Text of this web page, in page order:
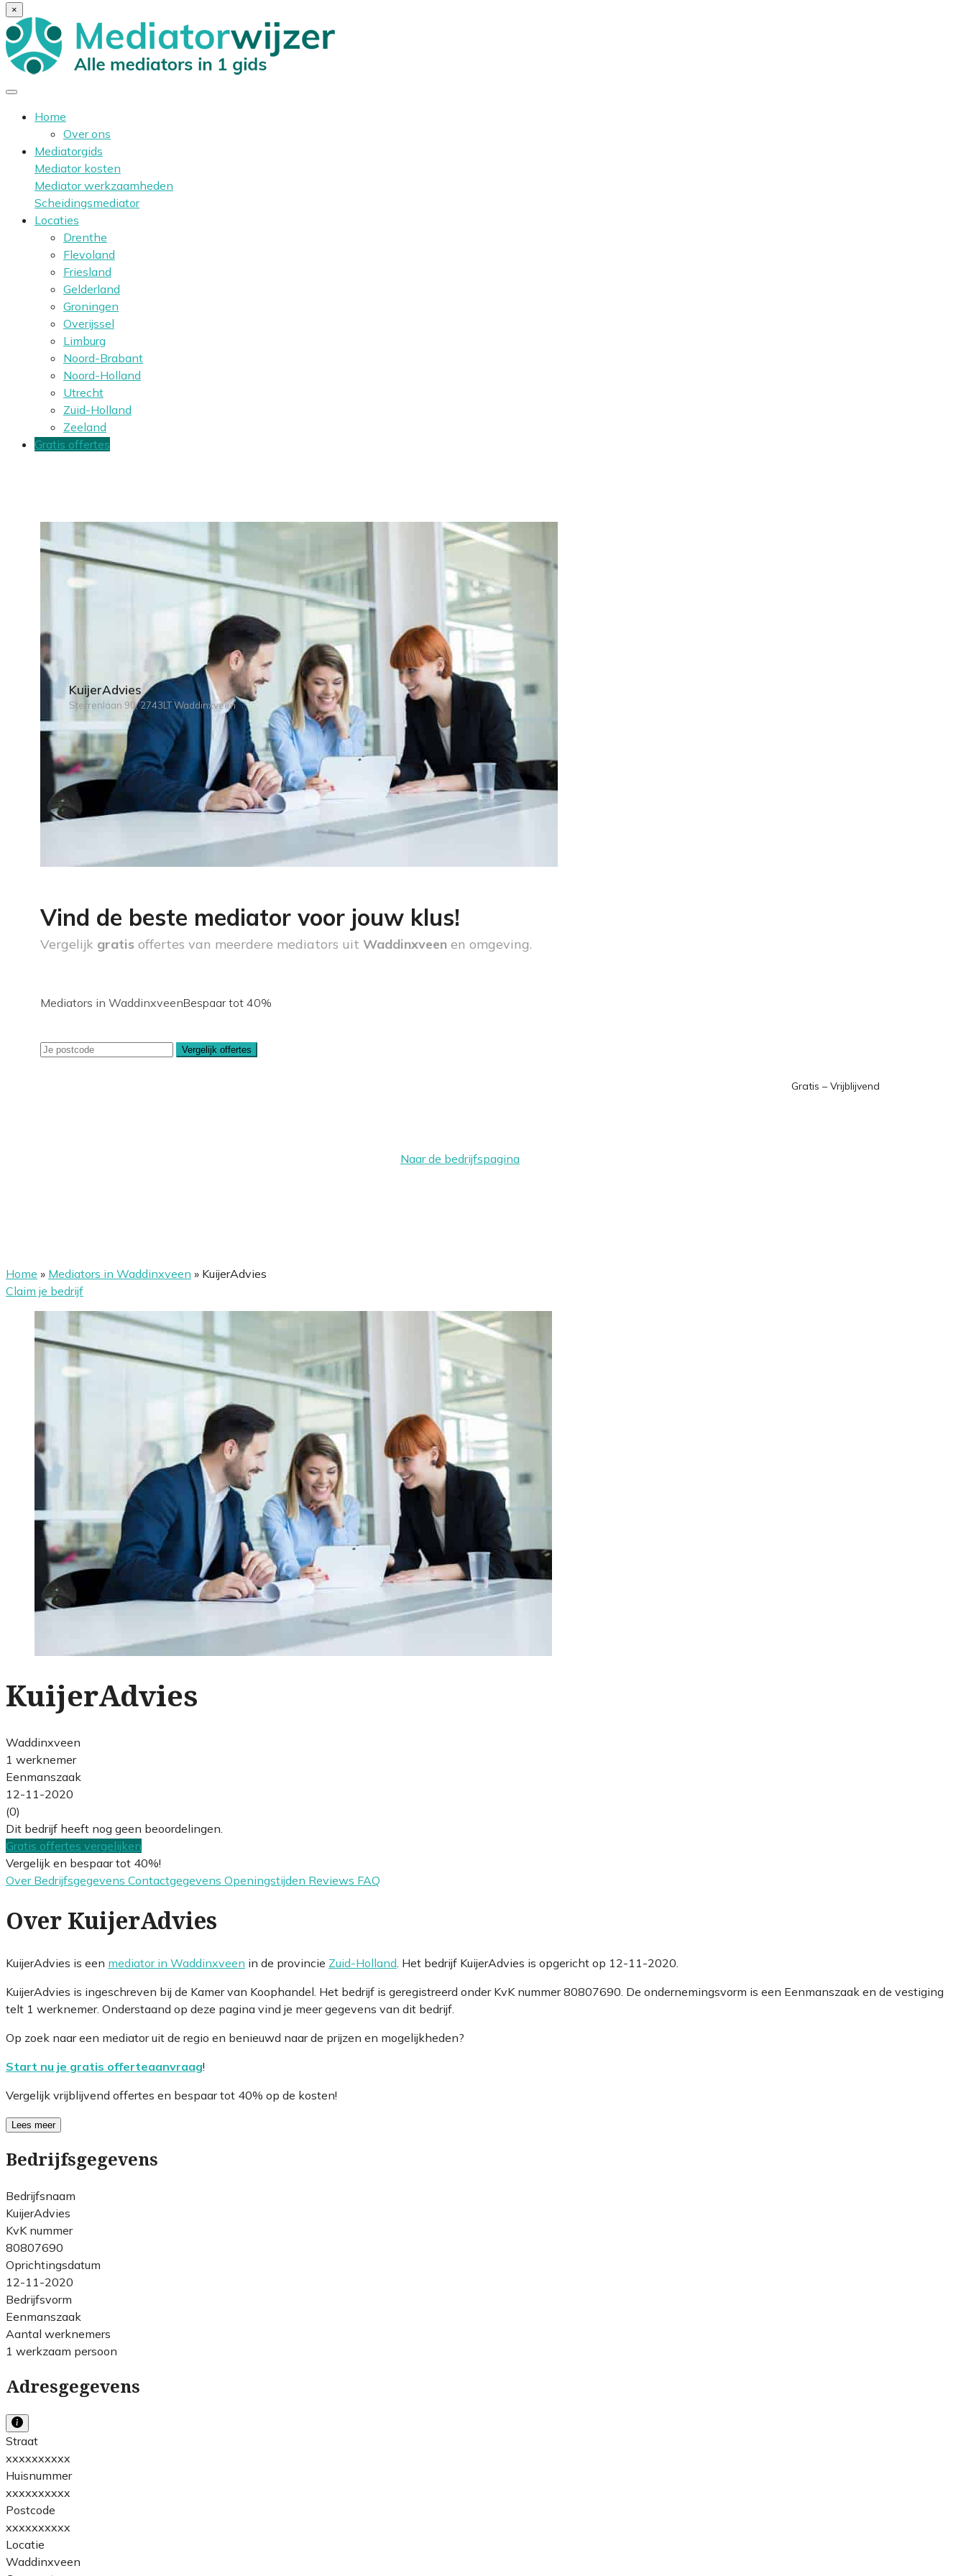
×
Home
Over ons
Mediatorgids
Mediator kosten
Mediator werkzaamheden
Scheidingsmediator
Locaties
Drenthe
Flevoland
Friesland
Gelderland
Groningen
Overijssel
Limburg
Noord-Brabant
Noord-Holland
Utrecht
Zuid-Holland
Zeeland
Gratis offertes
KuijerAdvies
Sterrenlaan 90, 2743LT Waddinxveen
Vind de beste mediator voor jouw klus!
Vergelijk gratis offertes van meerdere mediators uit Waddinxveen en omgeving.
Mediators in WaddinxveenBespaar tot 40%
Vergelijk offertes
Gratis – Vrijblijvend
Naar de bedrijfspagina
Home » Mediators in Waddinxveen » KuijerAdvies
Claim je bedrijf
KuijerAdvies
Waddinxveen
1 werknemer
Eenmanszaak
12-11-2020
(0)
Dit bedrijf heeft nog geen beoordelingen.
Gratis offertes vergelijken
Vergelijk en bespaar tot 40%!
Over Bedrijfsgegevens Contactgegevens Openingstijden Reviews FAQ
Over KuijerAdvies
KuijerAdvies is een mediator in Waddinxveen in de provincie Zuid-Holland . Het bedrijf KuijerAdvies is opgericht op 12-11-2020.
KuijerAdvies is ingeschreven bij de Kamer van Koophandel. Het bedrijf is geregistreerd onder KvK nummer 80807690. De ondernemingsvorm is een Eenmanszaak en de vestiging
telt 1 werknemer. Onderstaand op deze pagina vind je meer gegevens van dit bedrijf.
Op zoek naar een mediator uit de regio en benieuwd naar de prijzen en mogelijkheden?
Start nu je gratis offerteaanvraag!
Vergelijk vrijblijvend offertes en bespaar tot 40% op de kosten!
Lees meer
Bedrijfsgegevens
Bedrijfsnaam
KuijerAdvies
KvK nummer
80807690
Oprichtingsdatum
12-11-2020
Bedrijfsvorm
Eenmanszaak
Aantal werknemers
1 werkzaam persoon
Adresgegevens
Straat
xxxxxxxxxx
Huisnummer
xxxxxxxxxx
Postcode
xxxxxxxxxx
Locatie
Waddinxveen